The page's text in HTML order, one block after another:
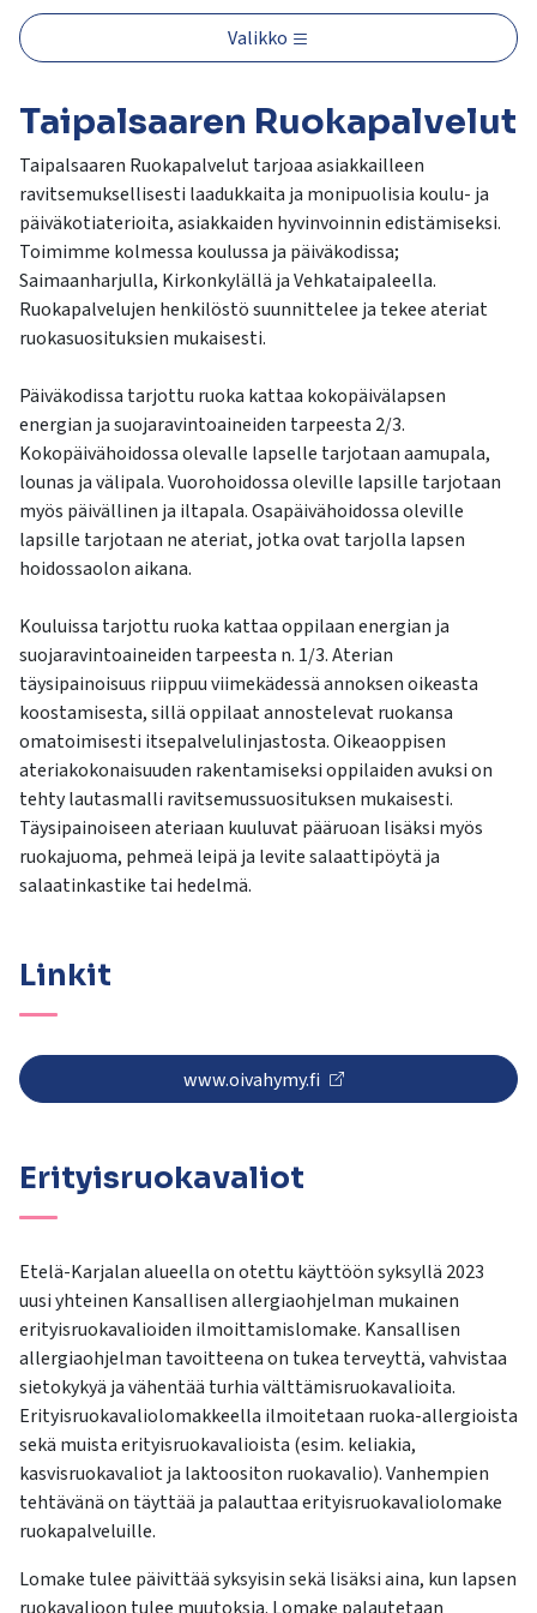
kosketus-
ja
pyyhkäisyliikkeitä.
Valikko
Taipalsaaren Ruokapalvelut
Taipalsaaren Ruokapalvelut tarjoaa asiakkailleen
ravitsemuksellisesti laadukkaita ja monipuolisia koulu- ja
päiväkotiaterioita, asiakkaiden hyvinvoinnin edistämiseksi.
Toimimme kolmessa koulussa ja päiväkodissa;
Saimaanharjulla, Kirkonkylällä ja Vehkataipaleella.
Ruokapalvelujen henkilöstö suunnittelee ja tekee ateriat
ruokasuosituksien mukaisesti.
Päiväkodissa tarjottu ruoka kattaa kokopäivälapsen
energian ja suojaravintoaineiden tarpeesta 2/3.
Kokopäivähoidossa olevalle lapselle tarjotaan aamupala,
lounas ja välipala. Vuorohoidossa oleville lapsille tarjotaan
myös päivällinen ja iltapala. Osapäivähoidossa oleville
lapsille tarjotaan ne ateriat, jotka ovat tarjolla lapsen
hoidossaolon aikana.
Kouluissa tarjottu ruoka kattaa oppilaan energian ja
suojaravintoaineiden tarpeesta n. 1/3. Aterian
täysipainoisuus riippuu viimekädessä annoksen oikeasta
koostamisesta, sillä oppilaat annostelevat ruokansa
omatoimisesti itsepalvelulinjastosta. Oikeaoppisen
ateriakokonaisuuden rakentamiseksi oppilaiden avuksi on
tehty lautasmalli ravitsemussuosituksen mukaisesti.
Täysipainoiseen ateriaan kuuluvat pääruoan lisäksi myös
ruokajuoma, pehmeä leipä ja levite salaattipöytä ja
salaatinkastike tai hedelmä.
Linkit
www.oivahymy.fi
Erityisruokavaliot
Etelä-Karjalan alueella on otettu käyttöön syksyllä 2023
uusi yhteinen Kansallisen allergiaohjelman mukainen
erityisruokavalioiden ilmoittamislomake. Kansallisen
allergiaohjelman tavoitteena on tukea terveyttä, vahvistaa
sietokykyä ja vähentää turhia välttämisruokavalioita.
Erityisruokavaliolomakkeella ilmoitetaan ruoka-allergioista
sekä muista erityisruokavalioista (esim. keliakia,
kasvisruokavaliot ja laktoositon ruokavalio). Vanhempien
tehtävänä on täyttää ja palauttaa erityisruokavaliolomake
ruokapalveluille.
Lomake tulee päivittää syksyisin sekä lisäksi aina, kun lapsen